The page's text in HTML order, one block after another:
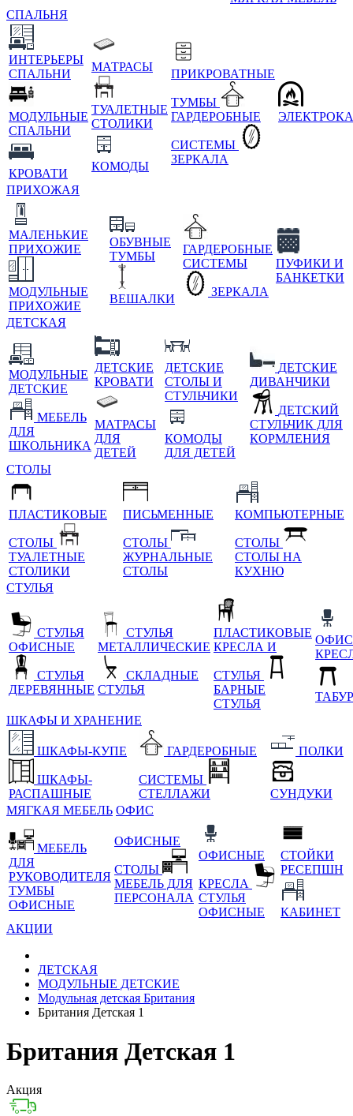
СПАЛЬНЯ
ИНТЕРЬЕРЫ
СПАЛЬНИ
МОДУЛЬНЫЕ
СПАЛЬНИ
КРОВАТИ
МАТРАСЫ
ТУАЛЕТНЫЕ
СТОЛИКИ
КОМОДЫ
ПРИКРОВАТНЫЕ
ТУМБЫ
ГАРДЕРОБНЫЕ
СИСТЕМЫ
ЗЕРКАЛА
ПРИХОЖАЯ
МАЛЕНЬКИЕ
ПРИХОЖИЕ
МОДУЛЬНЫЕ
ПРИХОЖИЕ
ОБУВНЫЕ
ТУМБЫ
ВЕШАЛКИ
ГАРДЕРОБНЫЕ
СИСТЕМЫ
ЗЕРКАЛА
ПУФИКИ И
БАНКЕТКИ
ДЕТСКАЯ
МОДУЛЬНЫЕ
ДЕТСКИЕ
МЕБЕЛЬ
ДЛЯ
ШКОЛЬНИКА
ДЕТСКИЕ
КРОВАТИ
МАТРАСЫ
ДЛЯ
ДЕТЕЙ
ДЕТСКИЕ
СТОЛЫ И
СТУЛЬЧИКИ
КОМОДЫ
ДЛЯ ДЕТЕЙ
ДЕТСКИЕ
ДИВАНЧИКИ
ДЕТСКИЙ
СТУЛЬЧИК ДЛЯ
КОРМЛЕНИЯ
СТОЛЫ
ПЛАСТИКОВЫЕ
СТОЛЫ
ТУАЛЕТНЫЕ
СТОЛИКИ
ПИСЬМЕННЫЕ
СТОЛЫ
ЖУРНАЛЬНЫЕ
СТОЛЫ
КОМПЬЮТЕРНЫЕ
СТОЛЫ
СТОЛЫ НА
КУХНЮ
СТУЛЬЯ
СТУЛЬЯ
ОФИСНЫЕ
СТУЛЬЯ
ДЕРЕВЯННЫЕ
СТУЛЬЯ
МЕТАЛЛИЧЕСКИЕ
СКЛАДНЫЕ
СТУЛЬЯ
ПЛАСТИКОВЫЕ
КРЕСЛА И
СТУЛЬЯ
БАРНЫЕ
СТУЛЬЯ
ШКАФЫ И ХРАНЕНИЕ
ШКАФЫ-КУПЕ
ШКАФЫ-
РАСПАШНЫЕ
ГАРДЕРОБНЫЕ
СИСТЕМЫ
СТЕЛЛАЖИ
ПОЛКИ
СУНДУКИ
МЯГКАЯ МЕБЕЛЬ ОФИС
МЕБЕЛЬ
ДЛЯ
РУКОВОДИТЕЛЯ
ТУМБЫ
ОФИСНЫЕ
ОФИСНЫЕ
СТОЛЫ
МЕБЕЛЬ ДЛЯ
ПЕРСОНАЛА
ОФИСНЫЕ
КРЕСЛА
СТУЛЬЯ
ОФИСНЫЕ
СТОЙКИ
РЕСЕПШН
КАБИНЕТ
АКЦИИ
ДЕТСКАЯ
МОДУЛЬНЫЕ ДЕТСКИЕ
Модульная детская Британия
Британия Детская 1
Британия Детская 1
Акция